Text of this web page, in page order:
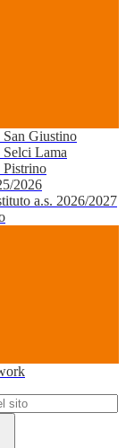
San Giustino
Lama
Pistrino
2026
a.s. 2026/2027